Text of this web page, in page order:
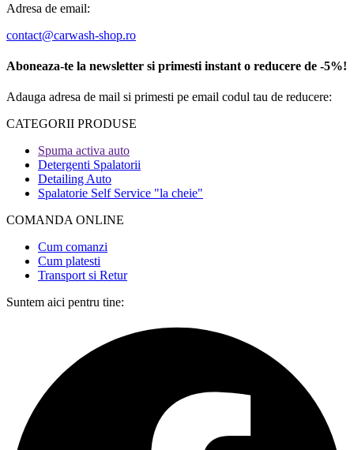
Adresa de email:
contact@carwash-shop.ro
Aboneaza-te la newsletter si primesti instant o reducere de -5%!
Adauga adresa de mail si primesti pe email codul tau de reducere:
CATEGORII PRODUSE​
Spuma activa auto
Detergenti Spalatorii
Detailing Auto
Spalatorie Self Service "la cheie"
COMANDA ONLINE​
Cum comanzi
Cum platesti
Transport si Retur
Suntem aici pentru tine: